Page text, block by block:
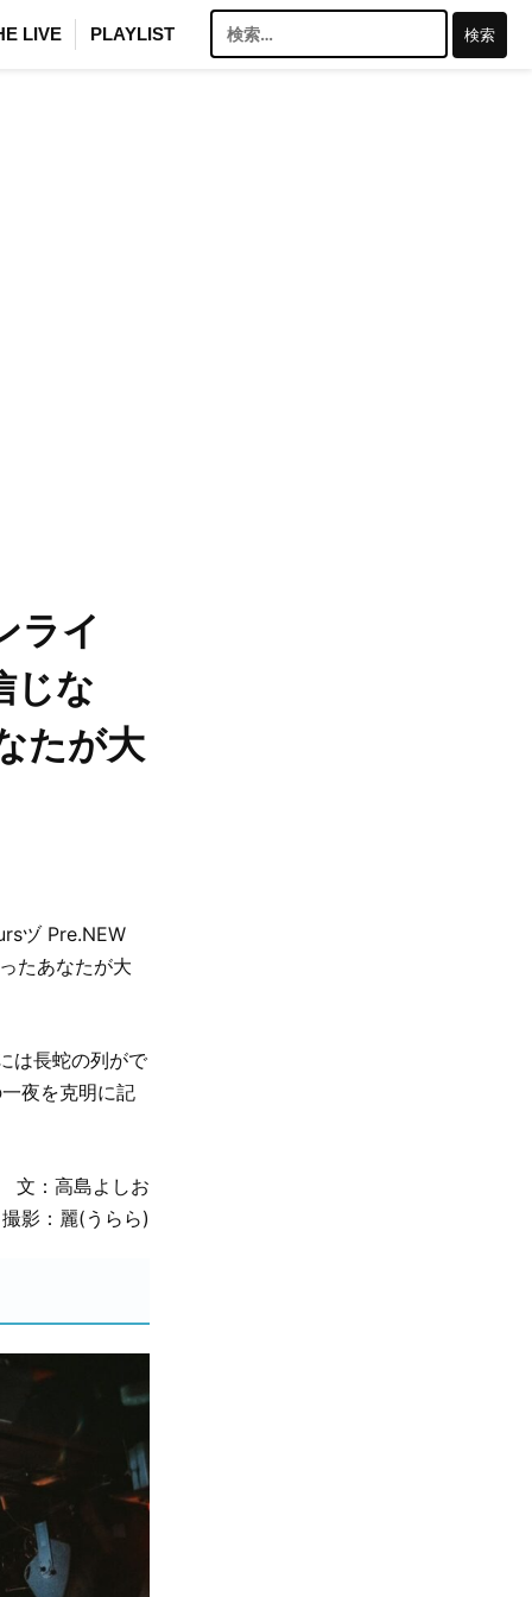
LIVE PLAYLIST
索:
ライ
じな
たが大
ヅ Pre.NEW
たあなたが大
は長蛇の列がで
夜を克明に記
文：高島よしお
撮影：麗(うらら)